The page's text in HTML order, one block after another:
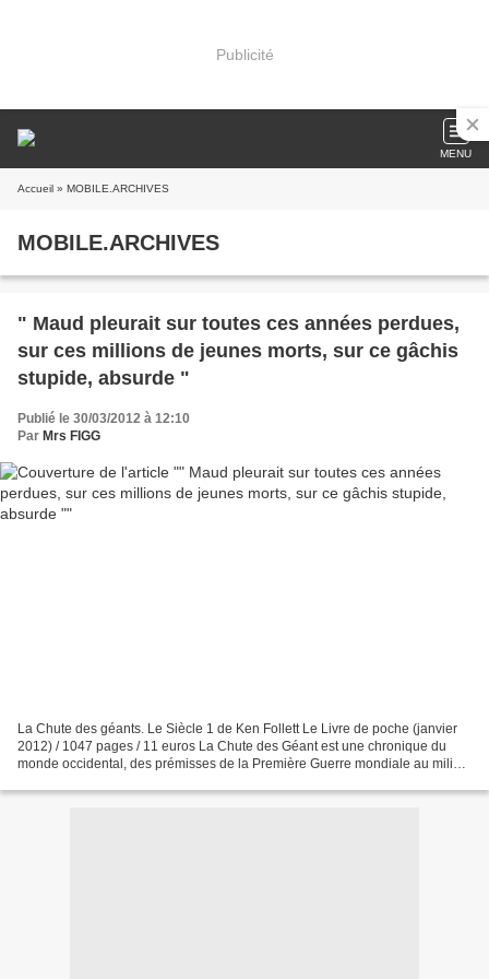
Publicité
MENU
Accueil » MOBILE.ARCHIVES
MOBILE.ARCHIVES
" Maud pleurait sur toutes ces années perdues,
sur ces millions de jeunes morts, sur ce gâchis
stupide, absurde "
Publié le 30/03/2012 à 12:10
Par Mrs FIGG
La Chute des géants. Le Siècle 1 de Ken Follett Le Livre de poche (janvier
2012) / 1047 pages / 11 euros La Chute des Géant est une chronique du
monde occidental, des prémisses de la Première Guerre mondiale au milieu